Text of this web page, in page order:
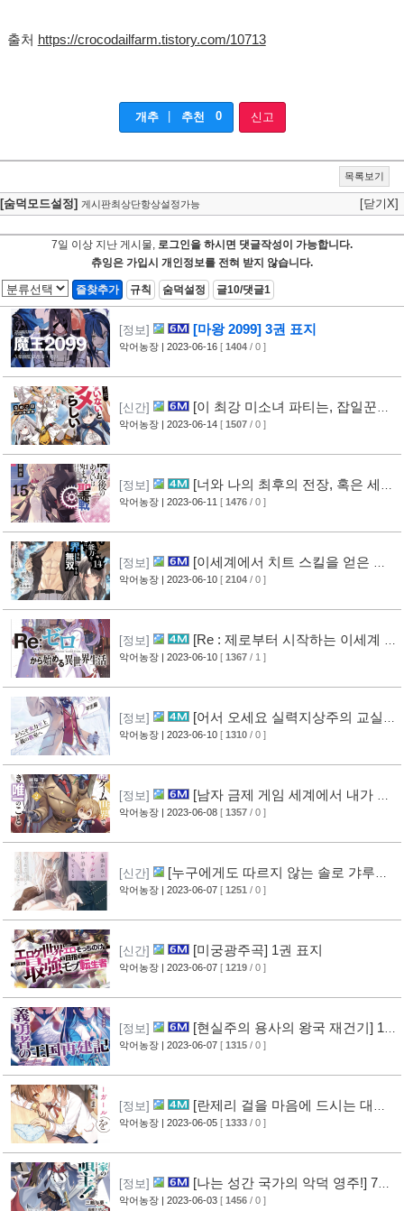
출처 https://crocodailfarm.tistory.com/10713
개추 | 추천 0 신고
목록보기
[숨덕모드설정] 게시판최상단항상설정가능 [닫기X]
7일 이상 지난 게시물,
로그인을 하시면 댓글작성이 가능합니다.
츄잉은 가입시 개인정보를 전혀 받지 않습니다.
즐찾추가 규칙 숨덕설정 글10/댓글1
[정보] [마왕 2099] 3권 표지
악어농장 | 2023-06-16 [ 1404 / 0 ]
[신간]
[이 최강 미소녀 파티는, 잡일꾼인
내가 없으면 안 되는 것 같다] 1권 표지
악어농장 | 2023-06-14 [ 1507 / 0 ]
[정보]
[너와 나의 최후의 전장, 혹은 세계
가 시작되는 성전] 15권 표지
악어농장 | 2023-06-11 [ 1476 / 0 ]
[정보]
[이세계에서 치트 스킬을 얻은 나
는 현실 세계에서도 무쌍한다] 14권 표지
악어농장 | 2023-06-10 [ 2104 / 0 ]
[정보]
[Re : 제로부터 시작하는 이세계 생
활] 34권 표지
악어농장 | 2023-06-10 [ 1367 / 1 ]
[정보]
[어서 오세요 실력지상주의 교실에
2학년 편] 9.5권 표지
악어농장 | 2023-06-10 [ 1310 / 0 ]
[정보]
[남자 금제 게임 세계에서 내가 할
수 있는 유일한 것] 2권 표지
악어농장 | 2023-06-08 [ 1357 / 0 ]
[신간]
[누구에게도 따르지 않는 솔로 갸루가
매일같이 찾아온다.] 1권 표지
악어농장 | 2023-06-07 [ 1251 / 0 ]
[신간] [미궁광주곡] 1권 표지
악어농장 | 2023-06-07 [ 1219 / 0 ]
[정보]
[현실주의 용사의 왕국 재건기] 18
권 표지
악어농장 | 2023-06-07 [ 1315 / 0 ]
[정보]
[란제리 걸을 마음에 드시는 대로]
5권 표지
악어농장 | 2023-06-05 [ 1333 / 0 ]
[정보]
[나는 성간 국가의 악덕 영주!] 7권
표지
악어농장 | 2023-06-03 [ 1456 / 0 ]